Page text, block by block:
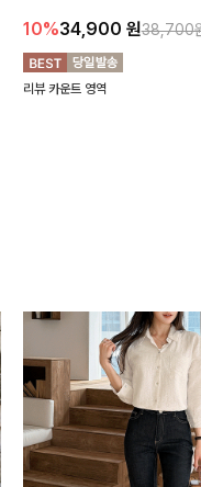
10%34,900 원38,700
리뷰 카운트 영역